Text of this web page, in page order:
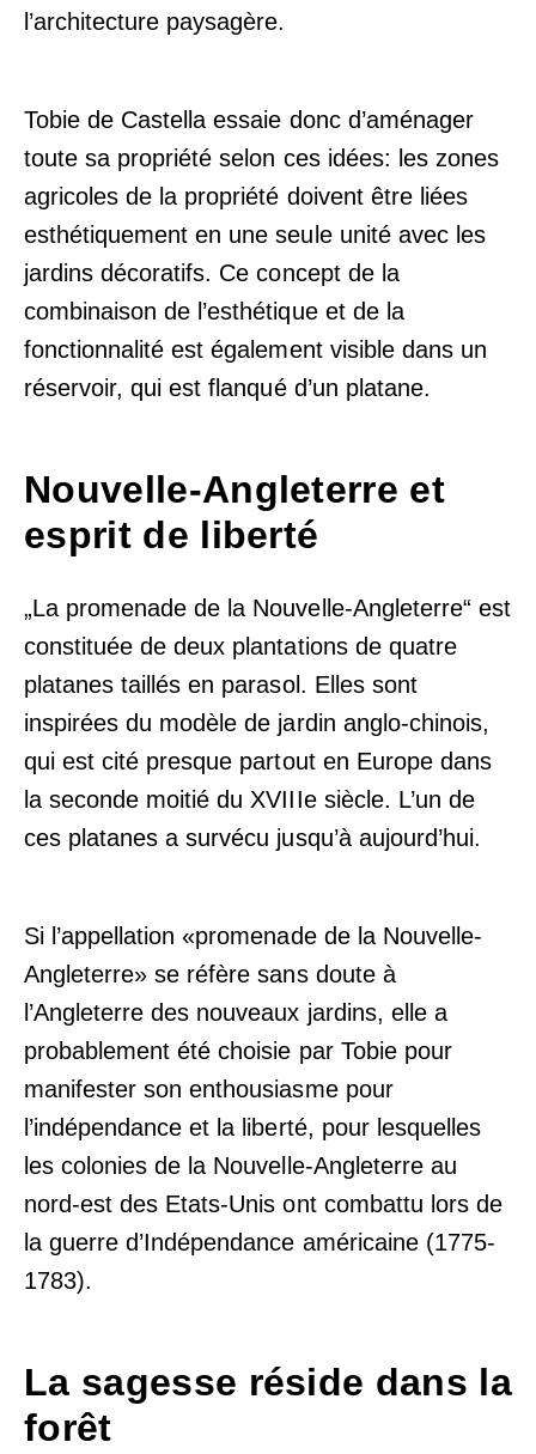
l’architecture paysagère.
Tobie de Castella essaie donc d’aménager
toute sa propriété selon ces idées: les zones
agricoles de la propriété doivent être liées
esthétiquement en une seule unité avec les
jardins décoratifs. Ce concept de la
combinaison de l’esthétique et de la
fonctionnalité est également visible dans un
réservoir, qui est flanqué d’un platane.
Nouvelle-Angleterre et
esprit de liberté
„La promenade de la Nouvelle-Angleterre“ est
constituée de deux plantations de quatre
platanes taillés en parasol. Elles sont
inspirées du modèle de jardin anglo-chinois,
qui est cité presque partout en Europe dans
la seconde moitié du XVIIIe siècle. L’un de
ces platanes a survécu jusqu’à aujourd’hui.
Si l’appellation «promenade de la Nouvelle-
Angleterre» se réfère sans doute à
l’Angleterre des nouveaux jardins, elle a
probablement été choisie par Tobie pour
manifester son enthousiasme pour
l’indépendance et la liberté, pour lesquelles
les colonies de la Nouvelle-Angleterre au
nord-est des Etats-Unis ont combattu lors de
la guerre d’Indépendance américaine (1775-
1783).
La sagesse réside dans la
forêt